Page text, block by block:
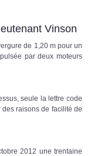
Vinson
de 1,20 m pour un
par deux moteurs
seule la lettre code
raisons de facilité de
2012 une trentaine